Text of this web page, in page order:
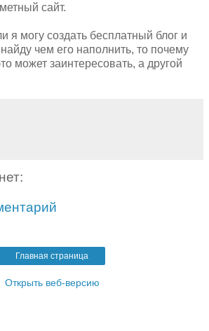
сайт.
я могу создать бесплатный блог и
чем его наполнить, то почему
может заинтересовать, а другой
Главная страница
Открыть веб-версию